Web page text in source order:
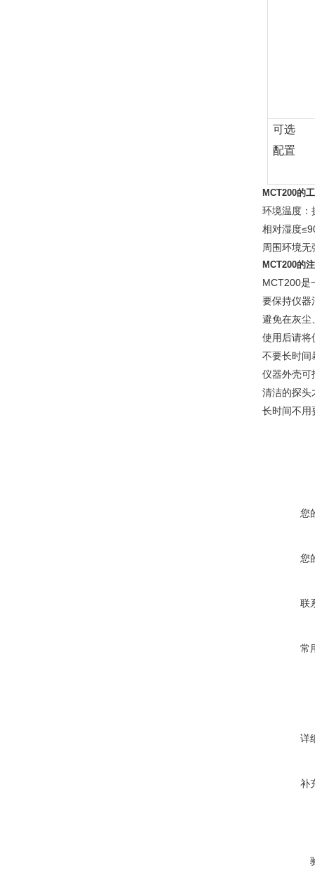
可选
配置
MCT200的
环境温度
相对湿度
周围环境
MCT200的
MCT200是
要保持仪器
避免在灰尘
使用后请将
不要长时间
仪器外壳可
清洁的探头
长时间不用
您
您
联
常
详
补